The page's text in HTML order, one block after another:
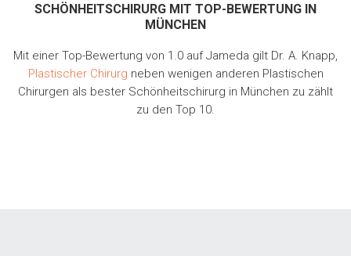
SCHÖNHEITSCHIRURG MIT TOP-BEWERTUNG IN
MÜNCHEN
Mit einer Top-Bewertung von 1.0 auf Jameda gilt Dr. A. Knapp,
Plastischer Chirurg neben wenigen anderen Plastischen
Chirurgen als bester Schönheitschirurg in München zu zählt
zu den Top 10.